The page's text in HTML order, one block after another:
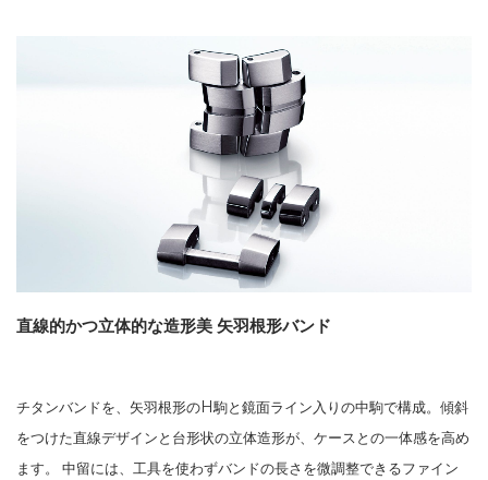
直線的かつ立体的な造形美 矢羽根形バンド
チタンバンドを、矢羽根形のH駒と鏡面ライン入りの中駒で構成。傾斜
をつけた直線デザインと台形状の立体造形が、ケースとの一体感を高め
ます。 中留には、工具を使わずバンドの長さを微調整できるファイン